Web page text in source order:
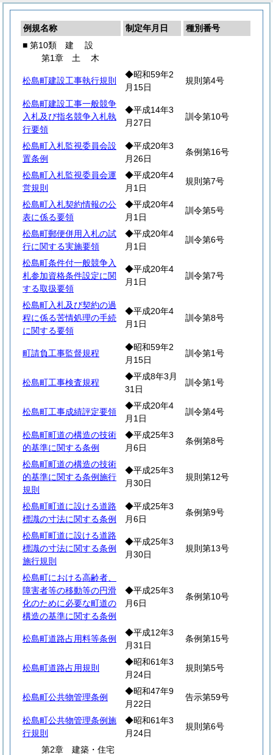
例規名称 制定年月日
種別番号
■ 第10類 建 設
第1章 土 木
松島町建設工事執行規則
◆昭和59年2
月15日
規則第4号
松島町建設工事一般競争
入札及び指名競争入札執
行要領
◆平成14年3
月27日
訓令第10号
松島町入札監視委員会設
置条例
◆平成20年3
月26日
条例第16号
松島町入札監視委員会運
営規則
◆平成20年4
月1日
規則第7号
松島町入札契約情報の公
表に係る要領
◆平成20年4
月1日
訓令第5号
松島町郵便併用入札の試
行に関する実施要領
◆平成20年4
月1日
訓令第6号
松島町条件付一般競争入
札参加資格条件設定に関
する取扱要領
◆平成20年4
月1日
訓令第7号
松島町入札及び契約の過
程に係る苦情処理の手続
に関する要領
◆平成20年4
月1日
訓令第8号
町請負工事監督規程
◆昭和59年2
月15日
訓令第1号
松島町工事検査規程
◆平成8年3月
31日
訓令第1号
松島町工事成績評定要領
◆平成20年4
月1日
訓令第4号
松島町町道の構造の技術
的基準に関する条例
◆平成25年3
月6日
条例第8号
松島町町道の構造の技術
的基準に関する条例施行
規則
◆平成25年3
月30日
規則第12号
松島町町道に設ける道路
標識の寸法に関する条例
◆平成25年3
月6日
条例第9号
松島町町道に設ける道路
標識の寸法に関する条例
施行規則
◆平成25年3
月30日
規則第13号
松島町における高齢者、
障害者等の移動等の円滑
化のために必要な町道の
構造の基準に関する条例
◆平成25年3
月6日
条例第10号
松島町道路占用料等条例
◆平成12年3
月31日
条例第15号
松島町道路占用規則
◆昭和61年3
月24日
規則第5号
松島町公共物管理条例
◆昭和47年9
月22日
告示第59号
松島町公共物管理条例施
行規則
◆昭和61年3
月24日
規則第6号
第2章 建築・住宅